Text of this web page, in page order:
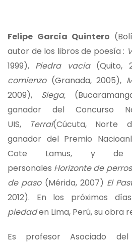
Felipe García Quintero
autor de los libros de poesía :
1999), Piedra vacia (Quito,
comienzo (Granada, 2005),
2009), Siega,
ganador del Concurso
UIS,
Terral(Cúcuta, Norte
ganador del Premio
Cote Lamus, y de
personales Horizonte de perros
de paso (Mérida, 2007) El
2012). En los próximos
piedaden Lima, Perú, su obra
Es profesor Asociado